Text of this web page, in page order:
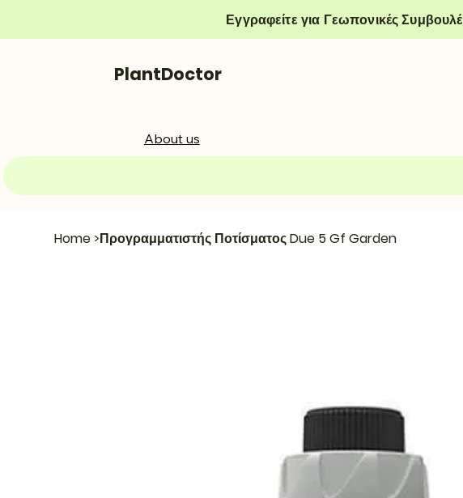
Home >Προγραμματιστής Ποτίσματος Due 5 Gf Garden
Εγγραφείτε για Γεωπονικές
PlantDoctor
About us